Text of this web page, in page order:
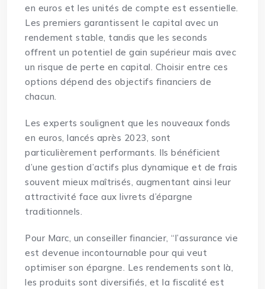
en euros et les unités de compte est essentielle.
Les premiers garantissent le capital avec un
rendement stable, tandis que les seconds
offrent un potentiel de gain supérieur mais avec
un risque de perte en capital. Choisir entre ces
options dépend des objectifs financiers de
chacun.
Les experts soulignent que les nouveaux fonds
en euros, lancés après 2023, sont
particulièrement performants. Ils bénéficient
d’une gestion d’actifs plus dynamique et de frais
souvent mieux maîtrisés, augmentant ainsi leur
attractivité face aux livrets d’épargne
traditionnels.
Pour Marc, un conseiller financier, “l’assurance vie
est devenue incontournable pour qui veut
optimiser son épargne. Les rendements sont là,
les produits sont diversifiés, et la fiscalité est